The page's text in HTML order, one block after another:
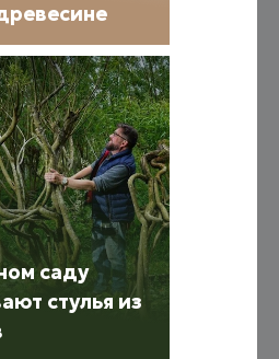
саду
стулья из